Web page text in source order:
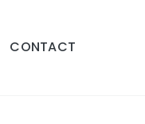
CONTACT